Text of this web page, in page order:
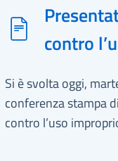
contro
Si è svolta oggi,
conferenza stampa
contro l’uso